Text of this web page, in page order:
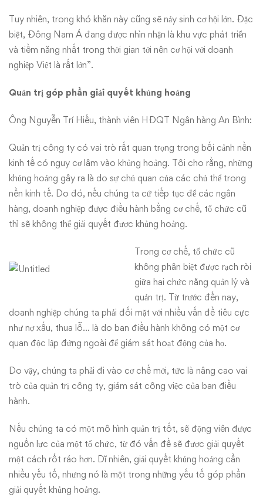
Tuy nhiên, trong khó khăn này cũng sẽ nảy sinh cơ hội lớn. Đặc
biệt, Đông Nam Á đang được nhìn nhận là khu vực phát triển
và tiềm năng nhất trong thời gian tới nên cơ hội với doanh
nghiệp Việt là rất lớn”.
Quản trị góp phần giải quyết khủng hoảng
Ông Nguyễn Trí Hiếu, thành viên HĐQT Ngân hàng An Bình:
Quản trị công ty có vai trò rất quan trọng trong bối cảnh nền
kinh tế có nguy cơ lâm vào khủng hoảng. Tôi cho rằng, những
khủng hoảng gây ra là do sự chủ quan của các chủ thể trong
nền kinh tế. Do đó, nếu chúng ta cứ tiếp tục để các ngân
hàng, doanh nghiệp được điều hành bằng cơ chế, tổ chức cũ
thì sẽ không thể giải quyết được khủng hoảng.
Trong cơ chế, tổ chức cũ
không phân biệt được rạch ròi
giữa hai chức năng quản lý và
quản trị. Từ trước đến nay,
doanh nghiệp chúng ta phải đối mặt với nhiều vấn đề tiêu cực
như nợ xấu, thua lỗ… là do ban điều hành không có một cơ
quan độc lập đứng ngoài để giám sát hoạt động của họ.
Do vậy, chúng ta phải đi vào cơ chế mới, tức là nâng cao vai
trò của quản trị công ty, giám sát công việc của ban điều
hành.
Nếu chúng ta có một mô hình quản trị tốt, sẽ động viên được
nguồn lực của một tổ chức, từ đó vấn đề sẽ được giải quyết
một cách rốt ráo hơn. Dĩ nhiên, giải quyết khủng hoảng cần
nhiều yếu tố, nhưng nó là một trong những yếu tố góp phần
giải quyết khủng hoảng.